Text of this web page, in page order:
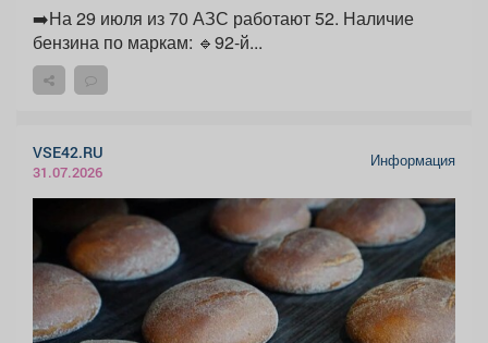
➡️На 29 июля из 70 АЗС работают 52. Наличие
бензина по маркам: 🔹92-й...
VSE42.RU
31.07.2026
Информация